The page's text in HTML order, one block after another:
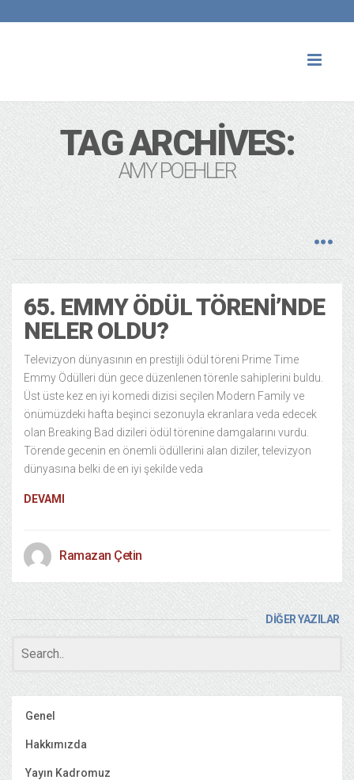
TAG ARCHIVES:
AMY POEHLER
65. EMMY ÖDÜL TÖRENI’NDE
NELER OLDU?
Televizyon dünyasının en prestijli ödül töreni Prime Time
Emmy Ödülleri dün gece düzenlenen törenle sahiplerini buldu.
Üst üste kez en iyi komedi dizisi seçilen Modern Family ve
önümüzdeki hafta beşinci sezonuyla ekranlara veda edecek
olan Breaking Bad dizileri ödül törenine damgalarını vurdu.
Törende gecenin en önemli ödüllerini alan diziler, televizyon
dünyasına belki de en iyi şekilde veda
DEVAMI
Ramazan Çetin
DİĞER YAZILAR
Genel
Hakkımızda
Yayın Kadromuz